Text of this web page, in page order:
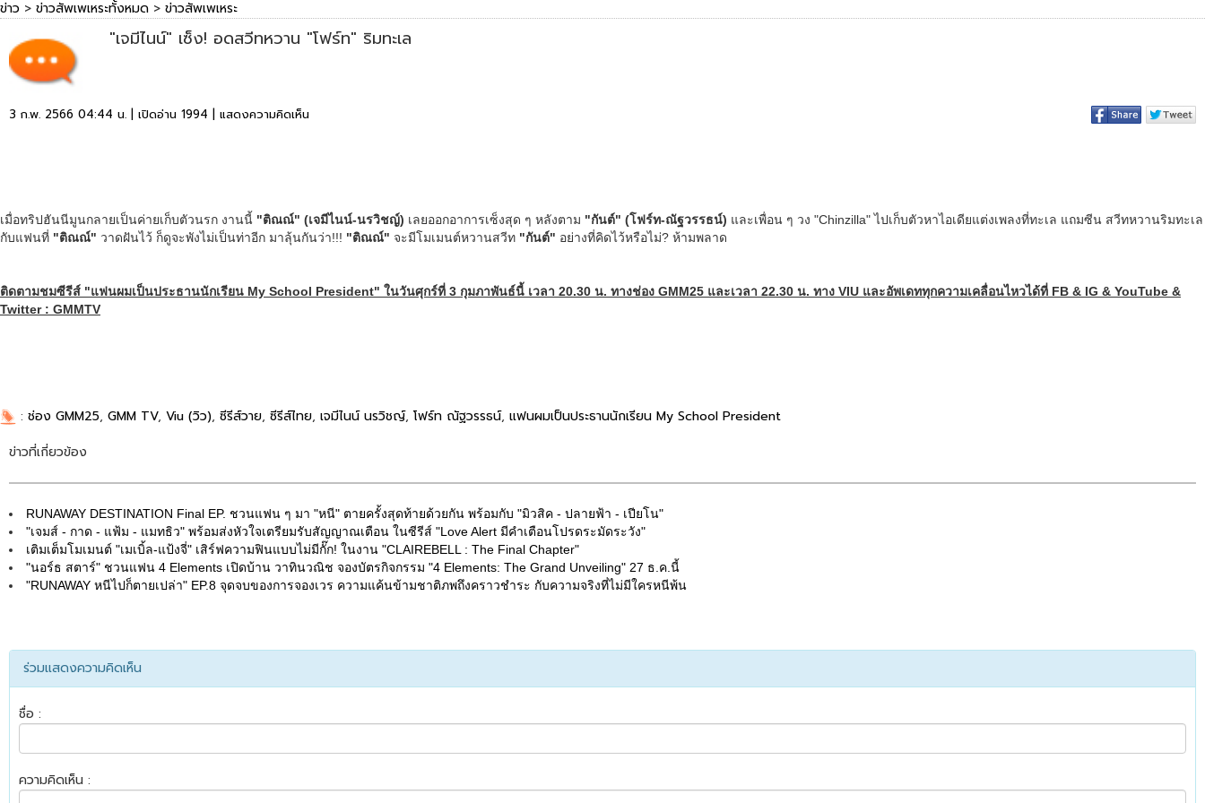
ข่าว > ข่าวสัพเพเหระทั้งหมด > ข่าวสัพเพเหระ
"เจมีไนน์" เซ็ง! อดสวีทหวาน "โฟร์ท" ริมทะเล
3 ก.พ. 2566 04:44 น. | เปิดอ่าน 1994 | แสดงความคิดเห็น
เมื่อทริปฮันนีมูนกลายเป็นค่ายเก็บตัวนรก งานนี้ "ติณณ์" (เจมีไนน์-นรวิชญ์) เลยออกอาการเซ็งสุด ๆ หลังตาม "กันต์" (โฟร์ท-ณัฐวรรธน์) และเพื่อน ๆ วง "Chinzilla" ไปเก็บตัวหาไอเดียแต่งเพลงที่ทะเล แถมซีน สวีทหวานริมทะเล
กับแฟนที่ "ติณณ์" วาดฝันไว้ ก็ดูจะพังไม่เป็นท่าอีก มาลุ้นกันว่า!!! "ติณณ์" จะมีโมเมนต์หวานสวีท "กันต์" อย่างที่คิดไว้หรือไม่? ห้ามพลาด
ติดตามชมซีรีส์ "แฟนผมเป็นประธานนักเรียน My School President" ในวันศุกร์ที่ 3 กุมภาพันธ์นี้ เวลา 20.30 น. ทางช่อง GMM25 และเวลา 22.30 น. ทาง VIU และอัพเดททุกความเคลื่อนไหวได้ที่ FB & IG & YouTube &
Twitter : GMMTV
: ช่อง GMM25, GMM TV, Viu (วิว), ซีรีส์วาย, ซีรีส์ไทย, เจมีไนน์ นรวิชญ์, โฟร์ท ณัฐวรรธน์, แฟนผมเป็นประธานนักเรียน My School President
ข่าวที่เกี่ยวข้อง
RUNAWAY DESTINATION Final EP. ชวนแฟน ๆ มา "หนี" ตายครั้งสุดท้ายด้วยกัน พร้อมกับ "มิวสิค - ปลายฟ้า - เปียโน"
"เจมส์ - กาด - แฟ้ม - แมทธิว" พร้อมส่งหัวใจเตรียมรับสัญญาณเตือน ในซีรีส์ "Love Alert มีคำเตือนโปรดระมัดระวัง"
เติมเต็มโมเมนต์ "เมเบิ้ล-แป้งจี่" เสิร์ฟความฟินแบบไม่มีกั๊ก! ในงาน "CLAIREBELL : The Final Chapter"
"นอร์ธ สตาร์" ชวนแฟน 4 Elements เปิดบ้าน วาทินวณิช จองบัตรกิจกรรม "4 Elements: The Grand Unveiling" 27 ธ.ค.นี้
"RUNAWAY หนีไปก็ตายเปล่า" EP.8 จุดจบของการจองเวร ความแค้นข้ามชาติภพถึงคราวชำระ กับความจริงที่ไม่มีใครหนีพ้น
ร่วมแสดงความคิดเห็น
ชื่อ :
ความคิดเห็น :